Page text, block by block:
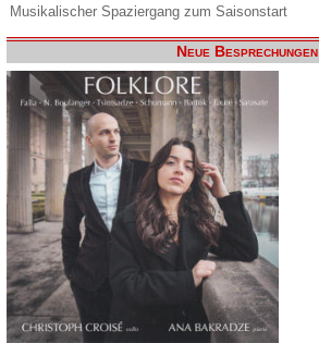
Musikalischer Spaziergang zum Saisonstart
Neue Besprechungen